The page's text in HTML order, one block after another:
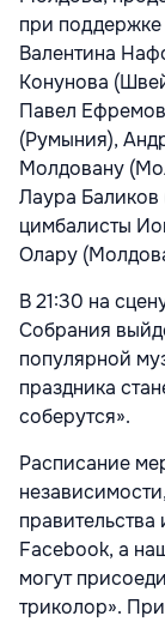
при поддержке
Валентина
Конунова
Павел
(Румыния),
Молдовану
Лаура
цимбалисты
Олару
В 21:30 на
Собрания
популярной
праздника
соберутся».
Расписание
Facebook, а
могут
триколор».